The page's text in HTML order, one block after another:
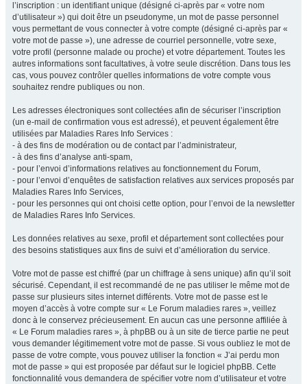
l’inscription : un identifiant unique (désigné ci-après par « votre nom
d’utilisateur ») qui doit être un pseudonyme, un mot de passe personnel
vous permettant de vous connecter à votre compte (désigné ci-après par «
votre mot de passe »), une adresse de courriel personnelle, votre sexe,
votre profil (personne malade ou proche) et votre département. Toutes les
autres informations sont facultatives, à votre seule discrétion. Dans tous les
cas, vous pouvez contrôler quelles informations de votre compte vous
souhaitez rendre publiques ou non.
Les adresses électroniques sont collectées afin de sécuriser l’inscription
(un e-mail de confirmation vous est adressé), et peuvent également être
utilisées par Maladies Rares Info Services :
- à des fins de modération ou de contact par l’administrateur,
- à des fins d’analyse anti-spam,
- pour l’envoi d’informations relatives au fonctionnement du Forum,
- pour l’envoi d’enquêtes de satisfaction relatives aux services proposés par
Maladies Rares Info Services,
- pour les personnes qui ont choisi cette option, pour l’envoi de la newsletter
de Maladies Rares Info Services.
Les données relatives au sexe, profil et département sont collectées pour
des besoins statistiques aux fins de suivi et d’amélioration du service.
Votre mot de passe est chiffré (par un chiffrage à sens unique) afin qu’il soit
sécurisé. Cependant, il est recommandé de ne pas utiliser le même mot de
passe sur plusieurs sites internet différents. Votre mot de passe est le
moyen d’accès à votre compte sur « Le Forum maladies rares », veillez
donc à le conservez précieusement. En aucun cas une personne affiliée à
« Le Forum maladies rares », à phpBB ou à un site de tierce partie ne peut
vous demander légitimement votre mot de passe. Si vous oubliez le mot de
passe de votre compte, vous pouvez utiliser la fonction « J’ai perdu mon
mot de passe » qui est proposée par défaut sur le logiciel phpBB. Cette
fonctionnalité vous demandera de spécifier votre nom d’utilisateur et votre